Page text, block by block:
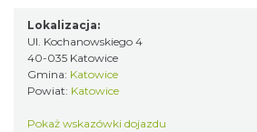
Lokalizacja:
Ul. Kochanowskiego 4
40-035 Katowice
Gmina: Katowice
Powiat: Katowice
Pokaż wskazówki dojazdu